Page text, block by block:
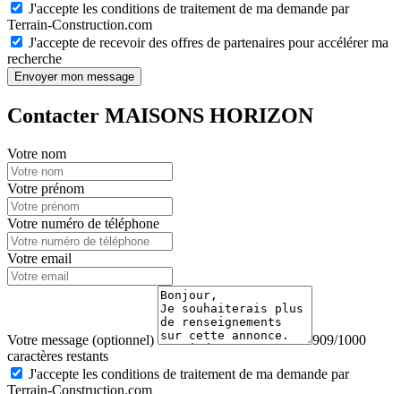
J'accepte les conditions de traitement de ma demande par
Terrain-Construction.com
J'accepte de recevoir des offres de partenaires pour accélérer ma
recherche
Envoyer mon message
Contacter MAISONS HORIZON
Votre nom
Votre prénom
Votre numéro de téléphone
Votre email
Votre message (optionnel)
909/1000
caractères restants
J'accepte les conditions de traitement de ma demande par
Terrain-Construction.com